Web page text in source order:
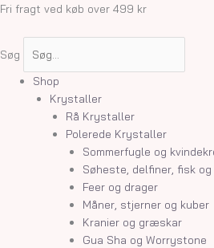
Gå
Fri fragt ved køb over 499 kr
Søg
Shop
Krystaller
Rå Krystaller
Polerede Krystaller
Sommerfugle og
Søheste, delfiner, fisk
Feer og drager
Måner, stjerner og kuber
Kranier og græskar
Gua Sha og Worrystone
Honning
stykker
antal